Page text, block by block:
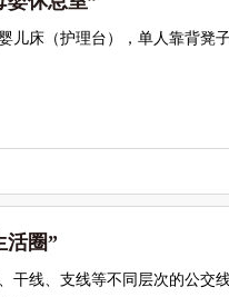
儿床（护理台），单人靠背凳
活圈”
干线、支线等不同层次的公交